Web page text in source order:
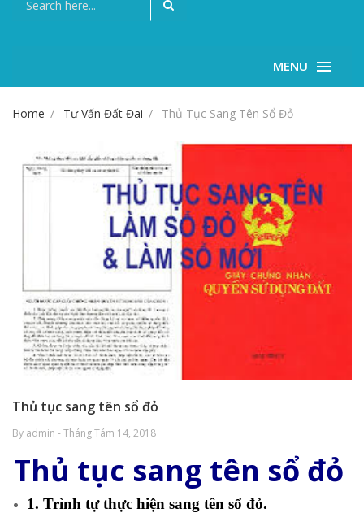
MENU
Home Tư Vấn Đất Đai Thủ Tục Sang Tên Sổ Đỏ
Thủ tục sang tên sổ đỏ
By admin - Tháng Tám 14, 2018
Thủ tục sang tên sổ đỏ
1. Trình tự thực hiện sang tên sổ đỏ.